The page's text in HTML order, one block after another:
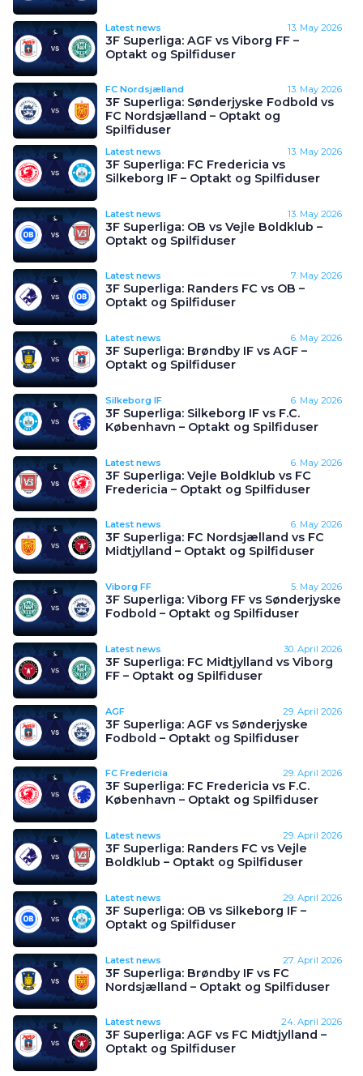
Latest news 13. May 2026
3F Superliga: AGF vs Viborg FF –
Optakt og Spilfiduser
FC Nordsjælland 13. May 2026
3F Superliga: Sønderjyske Fodbold vs
FC Nordsjælland – Optakt og
Spilfiduser
Latest news 13. May 2026
3F Superliga: FC Fredericia vs
Silkeborg IF – Optakt og Spilfiduser
Latest news 13. May 2026
3F Superliga: OB vs Vejle Boldklub –
Optakt og Spilfiduser
Latest news 7. May 2026
3F Superliga: Randers FC vs OB –
Optakt og Spilfiduser
Latest news 6. May 2026
3F Superliga: Brøndby IF vs AGF –
Optakt og Spilfiduser
Silkeborg IF 6. May 2026
3F Superliga: Silkeborg IF vs F.C.
København – Optakt og Spilfiduser
Latest news 6. May 2026
3F Superliga: Vejle Boldklub vs FC
Fredericia – Optakt og Spilfiduser
Latest news 6. May 2026
3F Superliga: FC Nordsjælland vs FC
Midtjylland – Optakt og Spilfiduser
Viborg FF 5. May 2026
3F Superliga: Viborg FF vs Sønderjyske
Fodbold – Optakt og Spilfiduser
Latest news 30. April 2026
3F Superliga: FC Midtjylland vs Viborg
FF – Optakt og Spilfiduser
AGF 29. April 2026
3F Superliga: AGF vs Sønderjyske
Fodbold – Optakt og Spilfiduser
FC Fredericia 29. April 2026
3F Superliga: FC Fredericia vs F.C.
København – Optakt og Spilfiduser
Latest news 29. April 2026
3F Superliga: Randers FC vs Vejle
Boldklub – Optakt og Spilfiduser
Latest news 29. April 2026
3F Superliga: OB vs Silkeborg IF –
Optakt og Spilfiduser
Latest news 27. April 2026
3F Superliga: Brøndby IF vs FC
Nordsjælland – Optakt og Spilfiduser
Latest news 24. April 2026
3F Superliga: AGF vs FC Midtjylland –
Optakt og Spilfiduser